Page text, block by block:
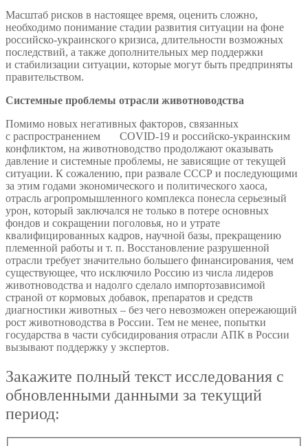
Масштаб рисков в настоящее время, оценить сложно,
необходимо понимание стадии развития ситуации на фоне
российско-украинского кризиса, длительности возможных
последствий, а также дополнительных мер поддержки
и стабилизации ситуации, которые могут быть предприняты
правительством.
Системные проблемы отрасли животноводства
Помимо новых негативных факторов, связанных
с распространением COVID-19 и российско-украинским
конфликтом, на животноводство продолжают оказывать
давление и системные проблемы, не зависящие от текущей
ситуации. К сожалению, при развале СССР и последующими
за этим годами экономического и политического хаоса,
отрасль агропромышленного комплекса понесла серьезный
урон, который заключался не только в потере основных
фондов и сокращении поголовья, но и утрате
квалифицированных кадров, научной базы, прекращению
племенной работы и т. п. Восстановление разрушенной
отрасли требует значительно большего финансирования, чем
существующее, что исключило Россию из числа лидеров
животноводства и надолго сделало импортозависимой
страной от кормовых добавок, препаратов и средств
диагностики животных – без чего невозможен опережающий
рост животноводства в России. Тем не менее, попытки
государства в части субсидирования отрасли АПК в России
вызывают поддержку у экспертов.
Закажите полный текст исследования с
обновленными данными за текущий
период: